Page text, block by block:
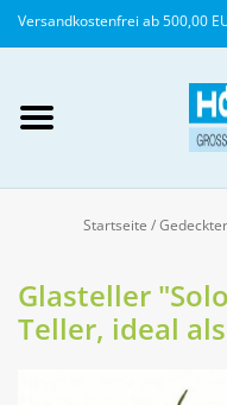
Versandkostenfrei ab 500,00
anlegen
NEU
Startseite /
Glasteller
Teller, ideal